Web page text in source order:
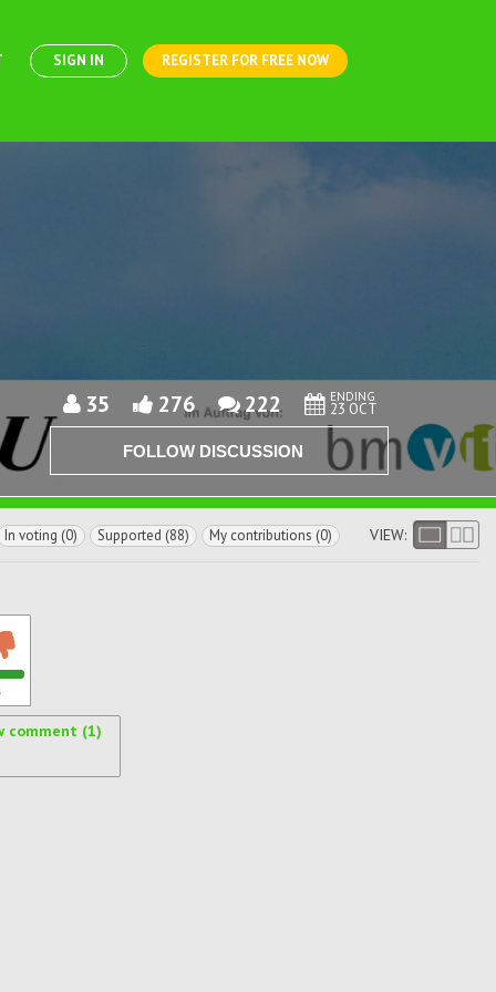
SIGN IN REGISTER FOR FREE NOW
35 276 222 ENDING
23 OCT
FOLLOW DISCUSSION
In voting (0) Supported (88) My contributions (0) VIEW:
comment (1)